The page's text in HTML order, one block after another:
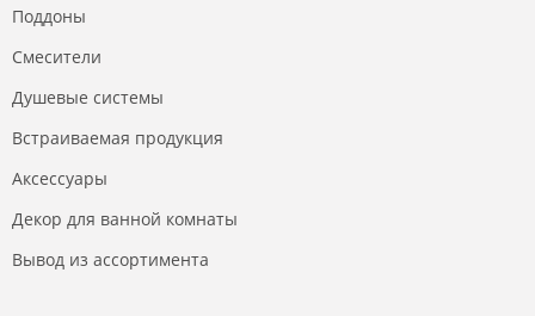
Поддоны
Смесители
Душевые системы
Встраиваемая продукция
Аксессуары
Декор для ванной комнаты
Вывод из ассортимента